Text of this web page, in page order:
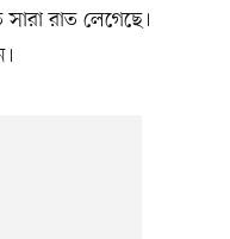
রাত লেগেছে।